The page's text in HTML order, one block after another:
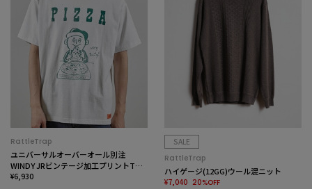
RattleTrap
ユニバーサルオーバーオール別注
WINDY JRビンテージ加工プリントTシ
ャツ
¥6,930
SALE
RattleTrap
ハイゲージ(12GG)ウール混ニット
¥7,040 20%OFF